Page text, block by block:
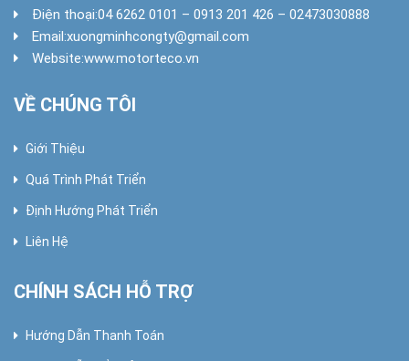
Điện thoại:04 6262 0101 – 0913 201 426 – 02473030888
Email:xuongminhcongty@gmail.com
Website:www.motorteco.vn
VỀ CHÚNG TÔI
Giới Thiệu
Quá Trình Phát Triển
Định Hướng Phát Triển
Liên Hệ
CHÍNH SÁCH HỖ TRỢ
Hướng Dẫn Thanh Toán